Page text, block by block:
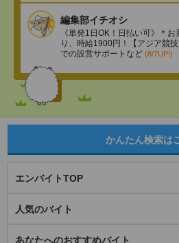
編集部イチオシ
《単発1日OK！日払い可》＊
り、時給1900円！【アジア競
での設営サポートなど (8/7UP!)
かんたん検索は
エンバイトTOP
人気のバイト
あなたへのおすすめバイト